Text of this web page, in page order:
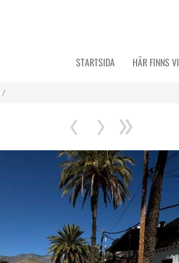
STARTSIDA HÄR FINNS VI
/